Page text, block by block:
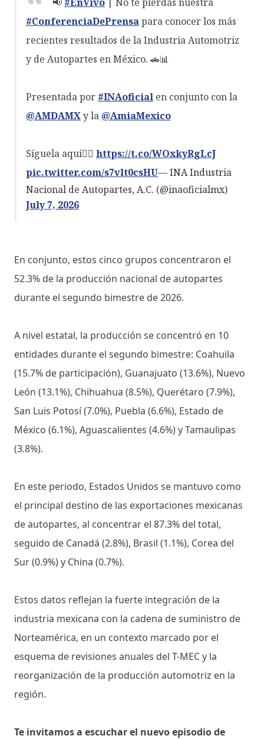
#ConferenciaDePrensapara conocer los más
recientes resultados de la Industria Automotriz
y de Autopartes en México. 🚗📊
Presentada por #INAoficial en conjunto con la
@AMDAMXy la@AmiaMexico
Síguela aquí👉🏼 https://t.co/WOxkyRgLcJ
pic.twitter.com/s7vlt0csHU— INA Industria
Nacional de Autopartes, A.C. (@inaoficialmx)
July 7, 2026
En conjunto, estos cinco grupos concentraron el
52.3% de la producción nacional de autopartes
durante el segundo bimestre de 2026.
A nivel estatal, la producción se concentró en 10
entidades durante el segundo bimestre: Coahuila
(15.7% de participación), Guanajuato (13.6%), Nuevo
León (13.1%), Chihuahua (8.5%), Querétaro (7.9%),
San Luis Potosí (7.0%), Puebla (6.6%), Estado de
México (6.1%), Aguascalientes (4.6%) y Tamaulipas
(3.8%).
En este periodo, Estados Unidos se mantuvo como
el principal destino de las exportaciones mexicanas
de autopartes, al concentrar el 87.3% del total,
seguido de Canadá (2.8%), Brasil (1.1%), Corea del
Sur (0.9%) y China (0.7%).
Estos datos reflejan la fuerte integración de la
industria mexicana con la cadena de suministro de
Norteamérica, en un contexto marcado por el
esquema de revisiones anuales del T-MEC y la
reorganización de la producción automotriz en la
región.
Te invitamos a escuchar el nuevo episodio de